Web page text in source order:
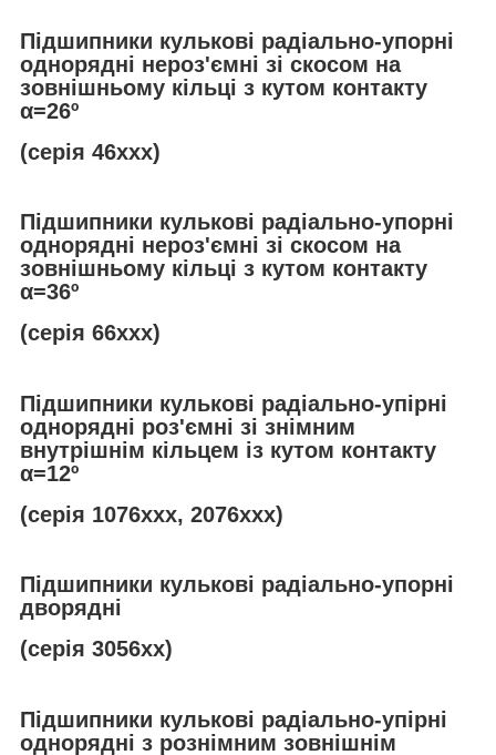
Підшипники кулькові радіально-упорні
однорядні нероз'ємні зі скосом на
зовнішньому кільці з кутом контакту
α=26º
(серія 46ххх)
Підшипники кулькові радіально-упорні
однорядні нероз'ємні зі скосом на
зовнішньому кільці з кутом контакту
α=36º
(серія 66ххх)
Підшипники кулькові радіально-упірні
однорядні роз'ємні зі знімним
внутрішнім кільцем із кутом контакту
α=12º
(серія 1076ххх, 2076ххх)
Підшипники кулькові радіально-упорні
дворядні
(серія 3056хх)
Підшипники кулькові радіально-упірні
однорядні з рознімним зовнішнім